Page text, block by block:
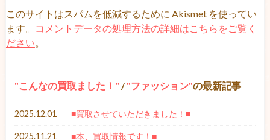
このサイトはスパムを低減するために Akismet を使ってい
ます。
コメントデータの処理方法の詳細はこちらをご覧く
ださい
こんなの買取ました！ / ファッション の最新記事
2025.12.01 ■買取させていただきました！■
2025.11.21 ■本、買取情報です！■